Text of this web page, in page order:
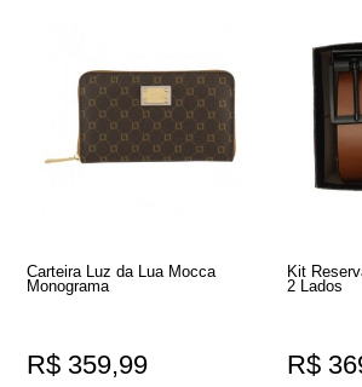
Carteira Luz da Lua Mocca
Monograma
R$ 359,99
Kit
2 Lados
R$